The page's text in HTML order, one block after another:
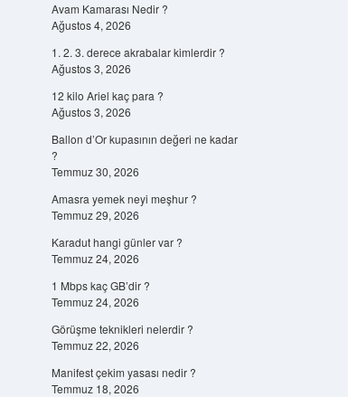
Avam Kamarası Nedir ?
Ağustos 4, 2026
1. 2. 3. derece akrabalar kimlerdir ?
Ağustos 3, 2026
12 kilo Ariel kaç para ?
Ağustos 3, 2026
Ballon d’Or kupasının değeri ne kadar
?
Temmuz 30, 2026
Amasra yemek neyi meşhur ?
Temmuz 29, 2026
Karadut hangi günler var ?
Temmuz 24, 2026
1 Mbps kaç GB’dir ?
Temmuz 24, 2026
Görüşme teknikleri nelerdir ?
Temmuz 22, 2026
Manifest çekim yasası nedir ?
Temmuz 18, 2026